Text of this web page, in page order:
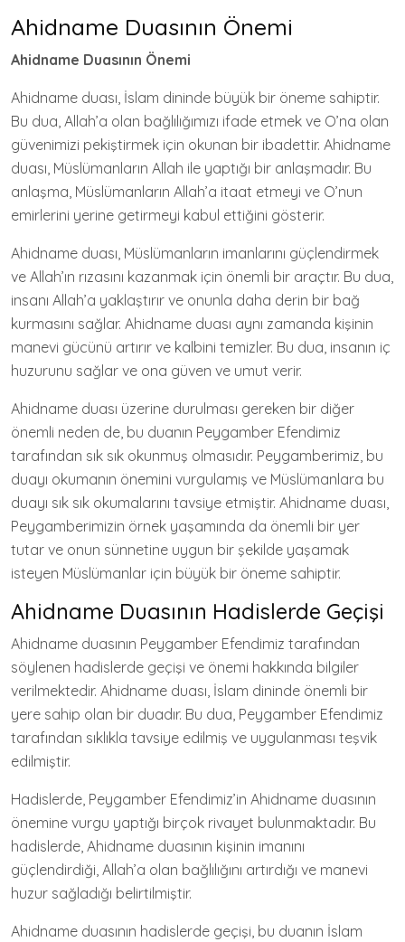
Ahidname Duasının Önemi
Ahidname Duasının Önemi
Ahidname duası, İslam dininde büyük bir öneme sahiptir.
Bu dua, Allah’a olan bağlılığımızı ifade etmek ve O’na olan
güvenimizi pekiştirmek için okunan bir ibadettir. Ahidname
duası, Müslümanların Allah ile yaptığı bir anlaşmadır. Bu
anlaşma, Müslümanların Allah’a itaat etmeyi ve O’nun
emirlerini yerine getirmeyi kabul ettiğini gösterir.
Ahidname duası, Müslümanların imanlarını güçlendirmek
ve Allah’ın rızasını kazanmak için önemli bir araçtır. Bu dua,
insanı Allah’a yaklaştırır ve onunla daha derin bir bağ
kurmasını sağlar. Ahidname duası aynı zamanda kişinin
manevi gücünü artırır ve kalbini temizler. Bu dua, insanın iç
huzurunu sağlar ve ona güven ve umut verir.
Ahidname duası üzerine durulması gereken bir diğer
önemli neden de, bu duanın Peygamber Efendimiz
tarafından sık sık okunmuş olmasıdır. Peygamberimiz, bu
duayı okumanın önemini vurgulamış ve Müslümanlara bu
duayı sık sık okumalarını tavsiye etmiştir. Ahidname duası,
Peygamberimizin örnek yaşamında da önemli bir yer
tutar ve onun sünnetine uygun bir şekilde yaşamak
isteyen Müslümanlar için büyük bir öneme sahiptir.
Ahidname Duasının Hadislerde Geçişi
Ahidname duasının Peygamber Efendimiz tarafından
söylenen hadislerde geçişi ve önemi hakkında bilgiler
verilmektedir. Ahidname duası, İslam dininde önemli bir
yere sahip olan bir duadır. Bu dua, Peygamber Efendimiz
tarafından sıklıkla tavsiye edilmiş ve uygulanması teşvik
edilmiştir.
Hadislerde, Peygamber Efendimiz’in Ahidname duasının
önemine vurgu yaptığı birçok rivayet bulunmaktadır. Bu
hadislerde, Ahidname duasının kişinin imanını
güçlendirdiği, Allah’a olan bağlılığını artırdığı ve manevi
huzur sağladığı belirtilmiştir.
Ahidname duasının hadislerde geçişi, bu duanın İslam